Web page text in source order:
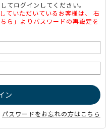
てログインしてください。
ていただいているお客様は、 右
ら」よりパスワードの再設定を
パスワードをお忘れの方はこちら